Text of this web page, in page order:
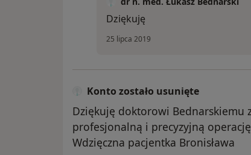
Dziękuję
25 lipca 2019
Konto zostało usunięte
Dziękuję doktorowi Bednarskiemu
profesjonalną i precyzyjną
Wdzięczna pacjentka Bronisława